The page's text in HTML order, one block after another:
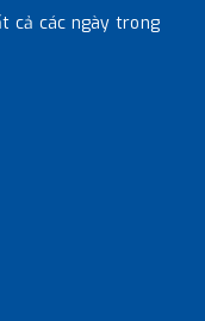
cả các ngày trong